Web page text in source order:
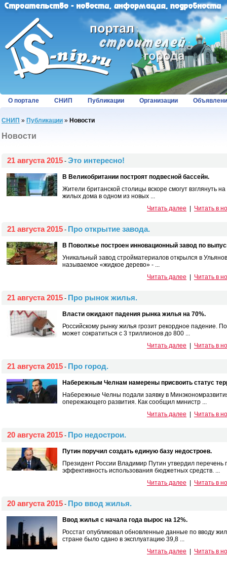
О портале СНИП Публикации Организации
СНИП » Публикации » Новости
Новости
21 августа 2015 - Это интересно!
В Великобритании построят подвесной бассейн.
Жители британской столицы вскоре смогут взглянуть
жилых дома в одном из новых ...
Читать далее
Читать в
21 августа 2015 - Про открытие завода.
В Поволжье построен инновационный завод по
Уникальный завод стройматериалов открылся в
называемое «жидкое дерево» - ...
Читать далее
Читать в
21 августа 2015 - Про рынок жилья.
Власти ожидают падения рынка жилья на 70%.
Российскому рынку жилья грозит рекордное падение.
может сократиться с 3 триллионов до 800 ...
Читать далее
Читать в
21 августа 2015 - Про город.
Набережным Челнам намерены присвоить статус
Набережные Челны подали заявку в
опережающего развития. Как сообщил министр ...
Читать далее
Читать в
20 августа 2015 - Про недострои.
Путин поручил создать единую базу недостроев.
Президент России Владимир Путин утвердил перечень
эффективность использования бюджетных средств. ...
Читать далее
Читать в
20 августа 2015 - Про ввод жилья.
Ввод жилья с начала года вырос на 12%.
Росстат опубликовал обновленные данные по вводу
стране было сдано в эксплуатацию 39,8 ...
Читать далее
Читать в